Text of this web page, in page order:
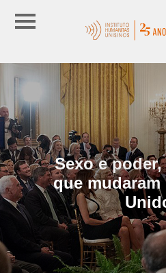
Sexo e
que